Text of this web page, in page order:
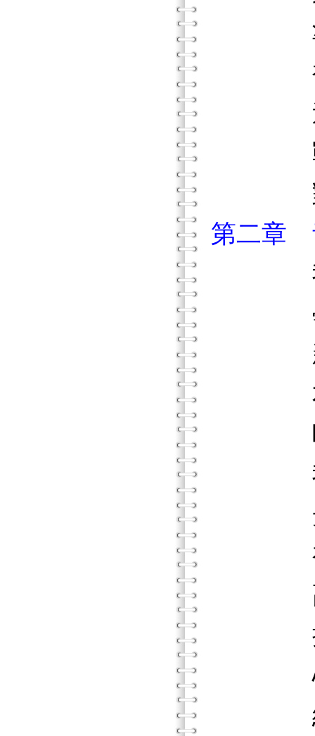
準備
被空
逃
戰爭
對日
第二章
學習
新的
本省
吃麵
我的
光腳
初中
高中
拚命
心理
經歷